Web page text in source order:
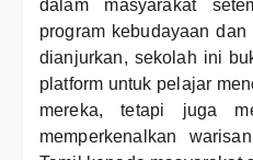
dalam masyarakat
program kebudayaan
dianjurkan, sekolah ini
platform untuk pelajar
mereka, tetapi juga
memperkenalkan